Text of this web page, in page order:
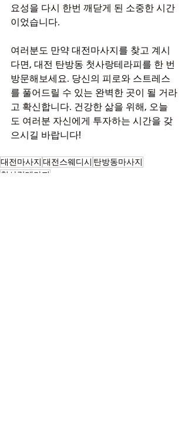
요성을 다시 한번 깨닫게 된 소중한 시간
이었습니다.
여러분도 만약 대전마사지를 찾고 계시
다면, 대전 탄방동 첫사랑테라피를 한 번
방문해보세요. 당신의 피로와 스트레스
를 풀어드릴 수 있는 완벽한 곳이 될 거라
고 확신합니다. 건강한 삶을 위해, 오늘
도 여러분 자신에게 투자하는 시간을 갖
으시길 바랍니다!
대전마사지 대전스웨디시 탄방동마사지
첫사랑테라피